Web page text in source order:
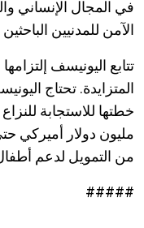
في المجال الإنساني
الآمن للمدنيين
تتابع اليونيسف
مليون دولار أميركي
من التمويل لدعم
#####